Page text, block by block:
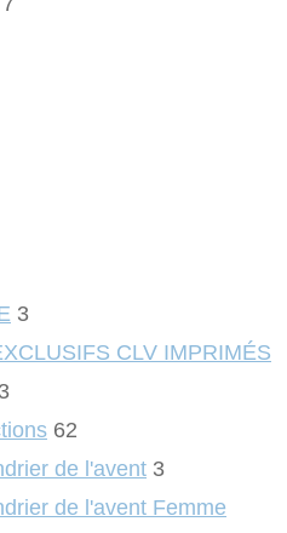
3
CLV IMPRIMÉS
62
de l'avent 3
de l'avent Femme